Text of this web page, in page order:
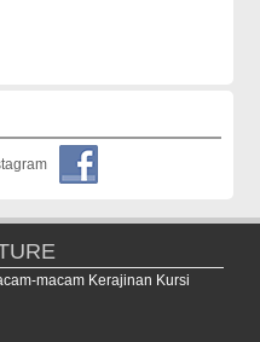
macam Kerajinan Kursi